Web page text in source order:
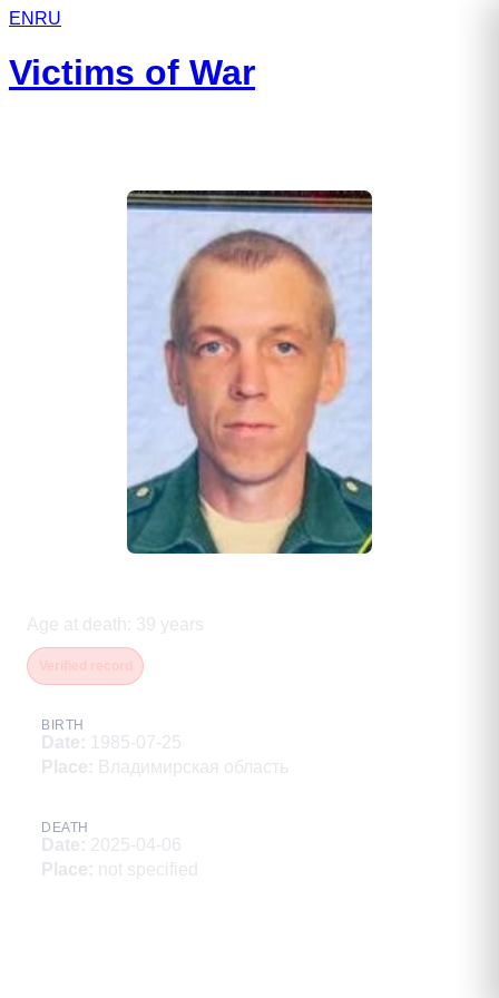
EN RU
Victims of War
Age at death : 39 years
BIRTH
Date: 1985-07-25
Place: Владимирская область
DEATH
Date: 2025-04-06
Place: not specified